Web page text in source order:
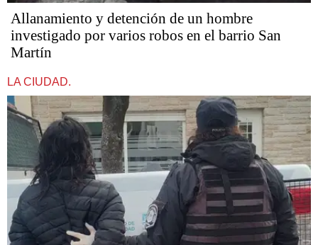
Allanamiento y detención de un hombre
investigado por varios robos en el barrio San
Martín
LA CIUDAD.